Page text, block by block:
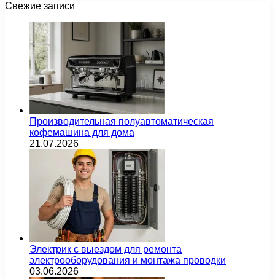
Свежие записи
Производительная полуавтоматическая
кофемашина для дома
21.07.2026
Электрик с выездом для ремонта
электрооборудования и монтажа проводки
03.06.2026